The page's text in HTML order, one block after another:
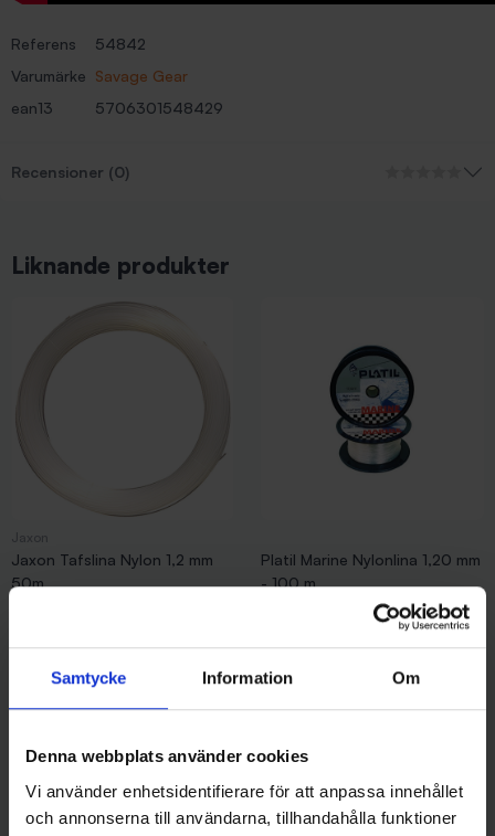
Samtycke Information Om
Denna webbplats använder cookies
Vi använder enhetsidentifierare för att anpassa innehållet
och annonserna till användarna, tillhandahålla funktioner
Referens
54842
Varumärke Savage Gear
ean13
5706301548429
Recensioner (0)
Liknande produkter
Jaxon Tafslina Nylon 1,2 mm
50m
Platil Marine Nylonlina 1,20 mm
- 100 m
Andra gillade även